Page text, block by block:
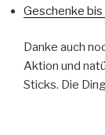
Geschenke bis
Danke auch
Aktion und
Sticks. Die